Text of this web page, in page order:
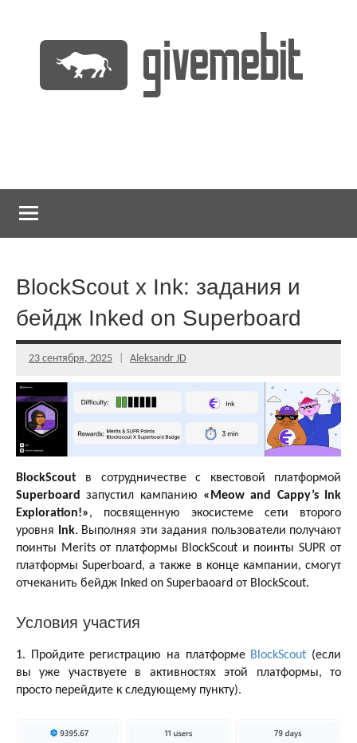
содержимому
BlockScout x Ink: задания и
бейдж Inked on Superboard
23 сентября, 2025 Aleksandr JD
BlockScout в сотрудничестве с квестовой платформой
Superboard
запустил кампанию «Meow and Cappy’s Ink
Exploration!», посвященную экосистеме сети второго
уровня
Ink. Выполняя эти задания пользователи получают
поинты Merits от платформы BlockScout и поинты SUPR от
платформы Superboard, а также в конце кампании, смогут
отчеканить бейдж Inked on Superbaoard от BlockScout.
Условия участия
1. Пройдите регистрацию на платформе BlockScout (если
вы уже участвуете в активностях этой платформы, то
просто перейдите к следующему пункту).